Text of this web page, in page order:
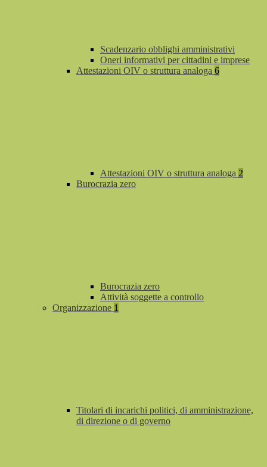
Scadenzario obblighi amministrativi
Oneri informativi per cittadini e imprese
Attestazioni OIV o struttura analoga 6
Attestazioni OIV o struttura analoga 2
Burocrazia zero
Burocrazia zero
Attività soggette a controllo
Organizzazione 1
Titolari di incarichi politici, di amministrazione,
di direzione o di governo